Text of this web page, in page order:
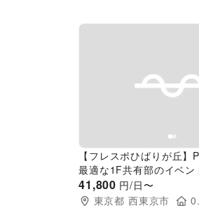
Previous slide
【フレスポひばりが丘】
最適な1F共有部のイベン
41,800 円/日〜
東京都 西東京市